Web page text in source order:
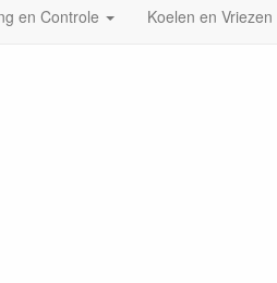
en Controle Koelen en Vriezen